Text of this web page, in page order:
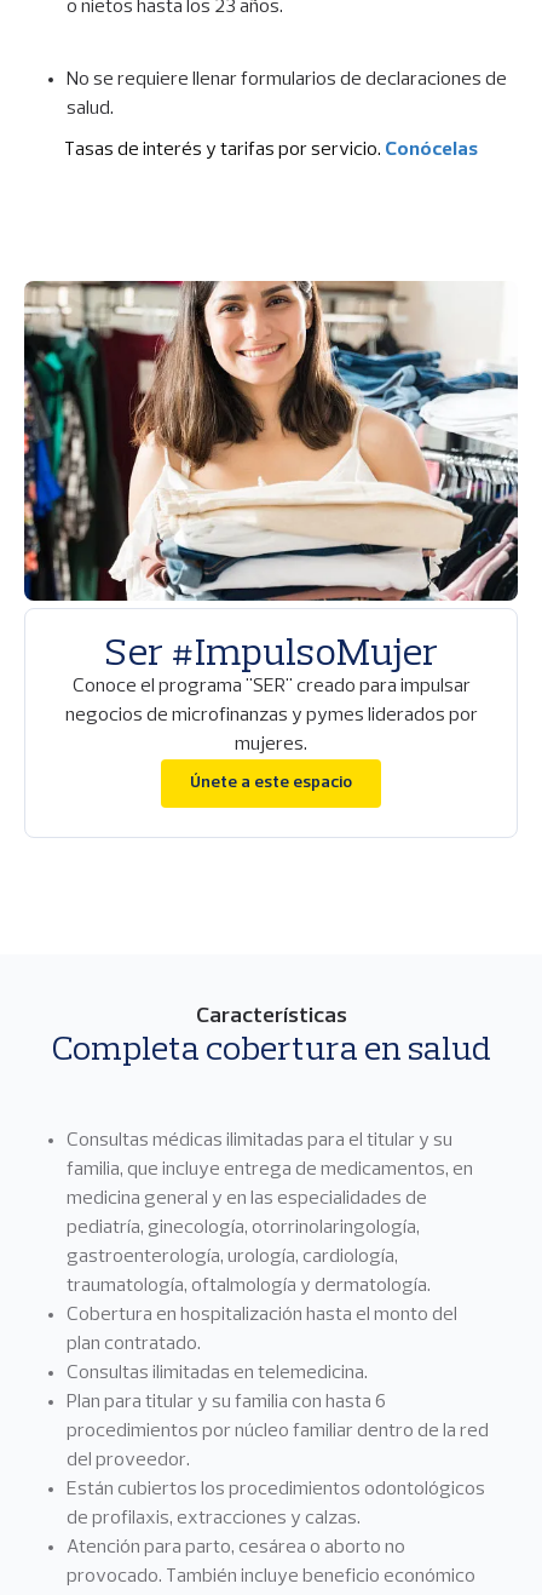
Tasas de interés y tarifas por servicio. Conócelas
o nietos hasta los 23 años.
No se requiere llenar formularios de declaraciones de
salud.
I
m
a
g
e
n
Ser #ImpulsoMujer
Conoce el programa "SER" creado para impulsar
negocios de microfinanzas y pymes liderados por
mujeres.
Únete a este espacio
Características
Completa cobertura en salud
Consultas médicas ilimitadas para el titular y su
familia, que incluye entrega de medicamentos, en
medicina general y en las especialidades de
pediatría, ginecología, otorrinolaringología,
gastroenterología, urología, cardiología,
traumatología, oftalmología y dermatología.
Cobertura en hospitalización hasta el monto del
plan contratado.
Consultas ilimitadas en telemedicina.
Plan para titular y su familia con hasta 6
procedimientos por núcleo familiar dentro de la red
del proveedor.
Están cubiertos los procedimientos odontológicos
de profilaxis, extracciones y calzas.
Atención para parto, cesárea o aborto no
provocado. También incluye beneficio económico